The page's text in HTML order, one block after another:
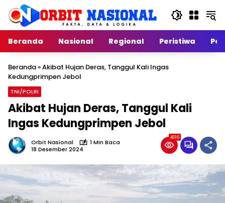
Langsung
konten
Beranda
Nasional Regional Peristiwa
Beranda»Akibat Hujan Deras, Tanggul Kali Ingas
Kedungprimpen Jebol
TNI/POLRI
Akibat Hujan Deras, Tanggul Kali
Ingas Kedungprimpen Jebol
Orbit Nasional
1 Min Baca
18 Desember 2024
4116